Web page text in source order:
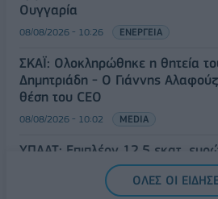
Ουγγαρία
08/08/2026 - 10:26 ΕΝΕΡΓΕΙΑ
ΣΚΑΪ: Ολοκληρώθηκε η θητεία
Δημητριάδη - Ο Γιάννης
θέση του CEO
08/08/2026 - 10:02 MEDIA
ΥΠΑΑΤ: Επιπλέον 12,5 εκατ. ευρώ
για την ενίσχυση της
ΟΛΕΣ ΟΙ